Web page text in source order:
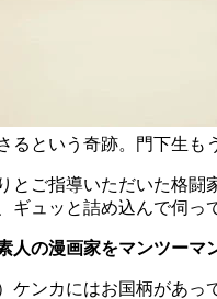
るという奇跡。門下生も
とご指導いただいた格
ュッと詰め込んで伺っ
の漫画家をマンツーマ
ンカにはお国柄があっ